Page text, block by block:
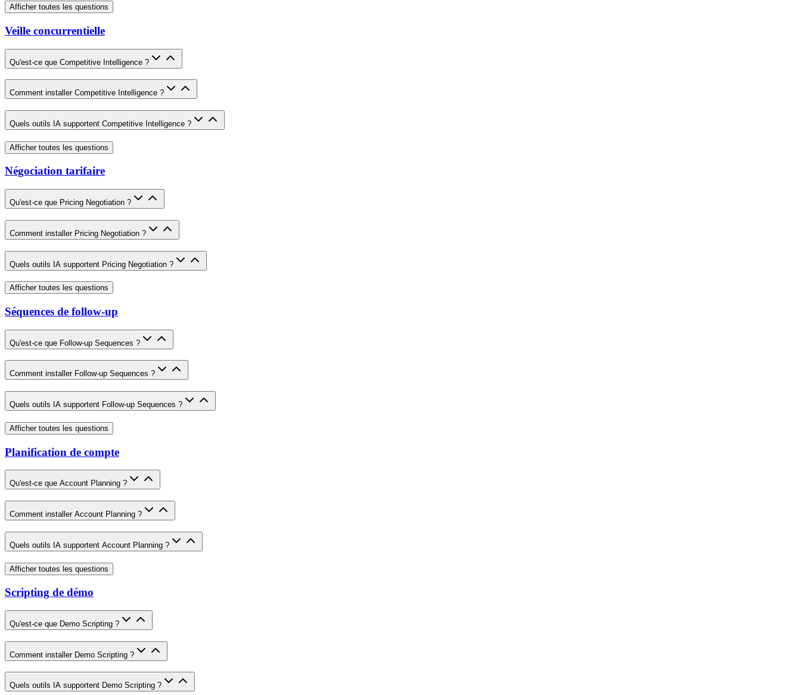
Afficher toutes les questions
Veille concurrentielle
Qu'est-ce que Competitive Intelligence ?
Comment installer Competitive Intelligence ?
Quels outils IA supportent Competitive Intelligence ?
Afficher toutes les questions
Négociation tarifaire
Qu'est-ce que Pricing Negotiation ?
Comment installer Pricing Negotiation ?
Quels outils IA supportent Pricing Negotiation ?
Afficher toutes les questions
Séquences de follow-up
Qu'est-ce que Follow-up Sequences ?
Comment installer Follow-up Sequences ?
Quels outils IA supportent Follow-up Sequences ?
Afficher toutes les questions
Planification de compte
Qu'est-ce que Account Planning ?
Comment installer Account Planning ?
Quels outils IA supportent Account Planning ?
Afficher toutes les questions
Scripting de démo
Qu'est-ce que Demo Scripting ?
Comment installer Demo Scripting ?
Quels outils IA supportent Demo Scripting ?